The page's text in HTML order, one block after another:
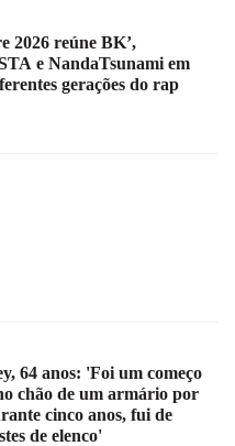
2026 reúne BK’,
e NandaTsunami em
gerações do rap
64 anos: 'Foi um começo
chão de um armário por
cinco anos, fui de
de elenco'